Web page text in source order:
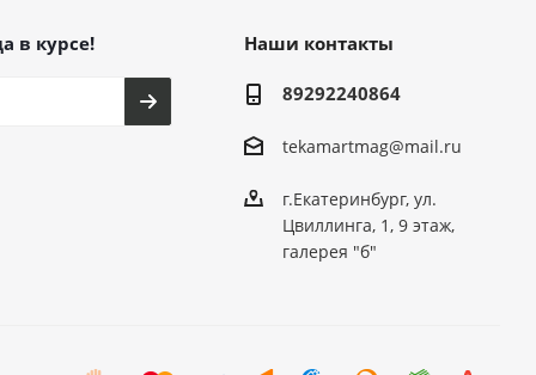
в курсе! Наши контакты
89292240864
tekamartmag@mail.ru
г.Екатеринбург, ул.
Цвиллинга, 1, 9 этаж,
галерея "б"